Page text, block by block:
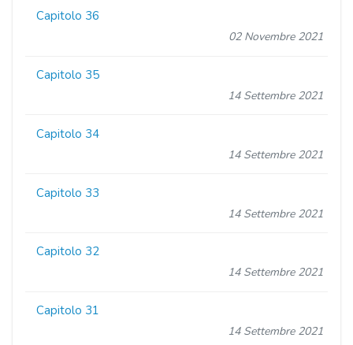
Capitolo 36
02 Novembre 2021
Capitolo 35
14 Settembre 2021
Capitolo 34
14 Settembre 2021
Capitolo 33
14 Settembre 2021
Capitolo 32
14 Settembre 2021
Capitolo 31
14 Settembre 2021